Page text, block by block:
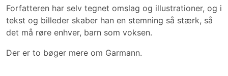
Forfatteren har selv tegnet omslag og illustrationer, og i
tekst og billeder skaber han en stemning så stærk, så
det må røre enhver, barn som voksen.
Der er to bøger mere om Garmann.